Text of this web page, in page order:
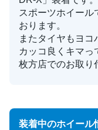
スポーツホイール
おります。
またタイヤもヨコ
カッコ良くキマっ
枚方店でのお取り
装着中のホイール